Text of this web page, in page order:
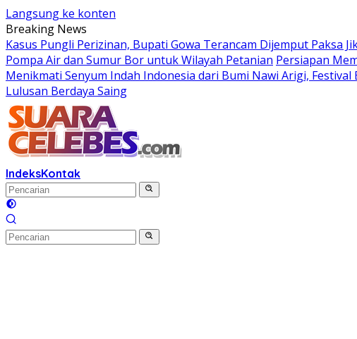
Langsung ke konten
Breaking News
Kasus Pungli Perizinan, Bupati Gowa Terancam Dijemput Paksa
Pompa Air dan Sumur Bor untuk Wilayah Petanian Persiapan
Menikmati Senyum Indah Indonesia dari Bumi Nawi Arigi,
Lulusan Berdaya Saing
IndeksKontak